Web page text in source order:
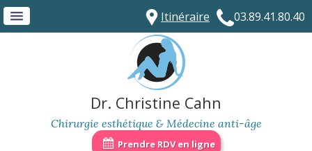
03.89.41.80.40
Itinéraire
Dr. Christine Cahn
Chirurgie esthétique & Médecine anti-âge
Prendre RDV en ligne